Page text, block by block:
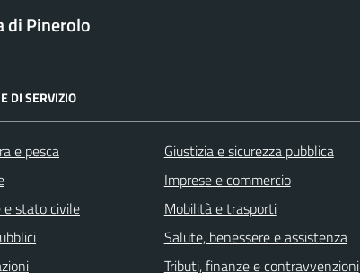
di Pinerolo
DI SERVIZIO
e pesca
e stato civile
Giustizia e sicurezza pubblica
Imprese e commercio
Mobilità e trasporti
Salute, benessere e assistenza
Tributi, finanze e contravvenzioni